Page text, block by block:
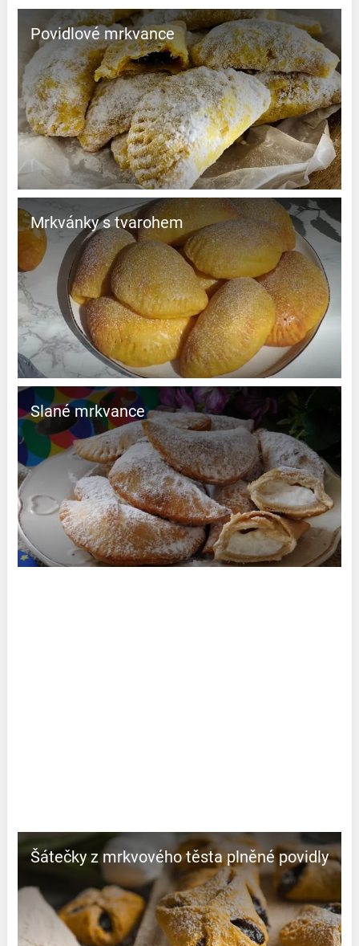
Povidlové mrkvance
Mrkvánky s tvarohem
Slané mrkvance
Šátečky z mrkvového těsta plněné povidly